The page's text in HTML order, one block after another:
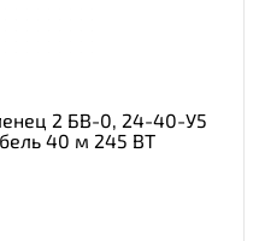
2 БВ-0, 24-40-У5
40 м 245 ВТ